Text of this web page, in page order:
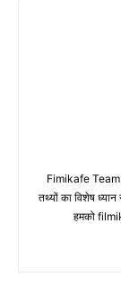
Fimikafe Team
तथ्‍यों का विशेष
हमको